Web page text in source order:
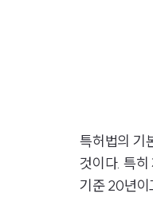
특허법의 기
것이다. 특
기준 20년이